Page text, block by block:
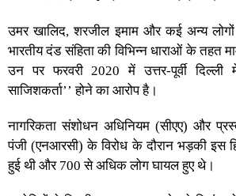
उमर खालिद, शरजील इमाम और कई अन्य
भारतीय दंड संहिता की विभिन्न धाराओं के तहत
उन पर फरवरी 2020 में उत्तर-पूर्वी
साजिशकर्ता’’ होने का आरोप है।
नागरिकता संशोधन अधिनियम (सीएए) और
पंजी (एनआरसी) के विरोध के दौरान भड़की इस
हुई थी और 700 से अधिक लोग घायल हुए थे।